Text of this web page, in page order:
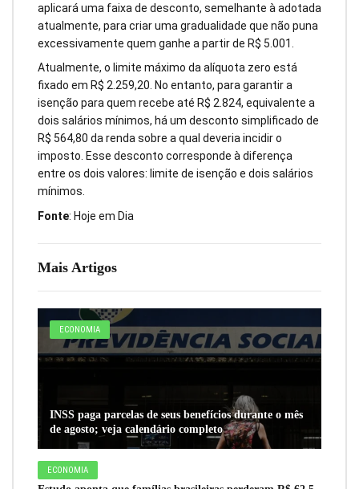
Mais Artigos
ECONOMIA
INSS paga parcelas de seus benefícios durante o mês
de agosto; veja calendário completo
ECONOMIA
aplicará uma faixa de desconto, semelhante à adotada
atualmente, para criar uma gradualidade que não puna
excessivamente quem ganhe a partir de R$ 5.001.
Atualmente, o limite máximo da alíquota zero está
fixado em R$ 2.259,20. No entanto, para garantir a
isenção para quem recebe até R$ 2.824, equivalente a
dois salários mínimos, há um desconto simplificado de
R$ 564,80 da renda sobre a qual deveria incidir o
imposto. Esse desconto corresponde à diferença
entre os dois valores: limite de isenção e dois salários
mínimos.
Fonte: Hoje em Dia